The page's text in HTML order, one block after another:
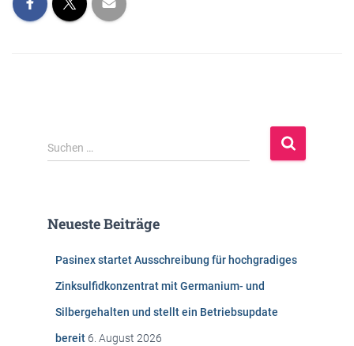
S
u
n
Suchen …
Neueste Beiträge
Pasinex startet Ausschreibung für hochgradiges
Zinksulfidkonzentrat mit Germanium- und
Silbergehalten und stellt ein Betriebsupdate
bereit 6. August 2026